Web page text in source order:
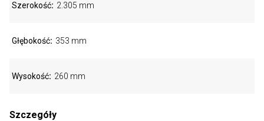
Szerokość 2.305 mm
Głębokość 353 mm
Wysokość 260 mm
Szczegóły